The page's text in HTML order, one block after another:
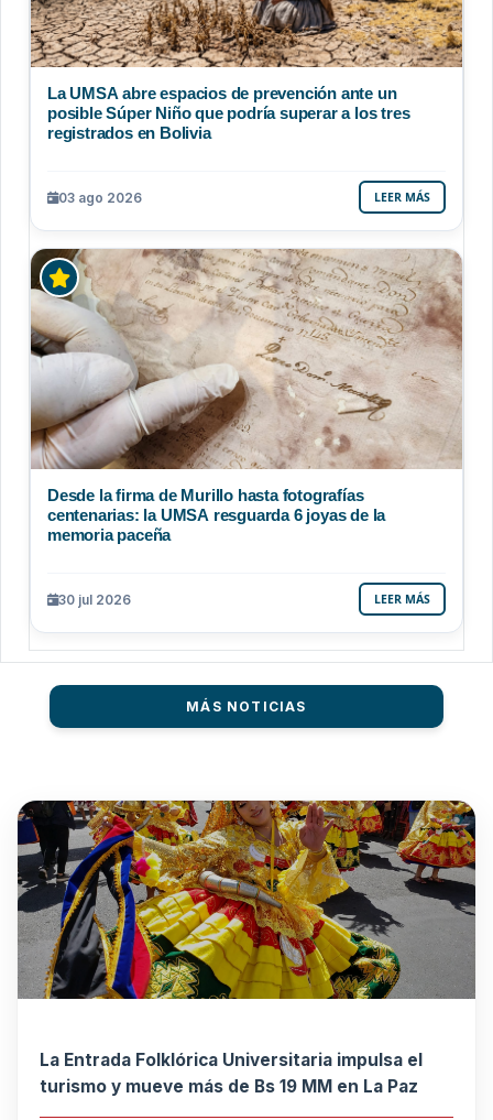
La UMSA abre espacios de prevención ante un
posible Súper Niño que podría superar a los tres
registrados en Bolivia
03 ago 2026 LEER MÁS
Desde la firma de Murillo hasta fotografías
centenarias: la UMSA resguarda 6 joyas de la
memoria paceña
30 jul 2026 LEER MÁS
MÁS NOTICIAS
La Entrada Folklórica Universitaria impulsa el
turismo y mueve más de Bs 19 MM en La Paz